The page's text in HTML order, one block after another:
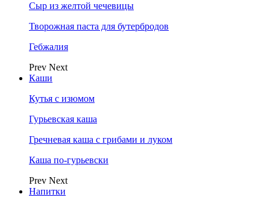
Сыр из желтой чечевицы
Творожная паста для бутербродов
Гебжалия
Prev Next
Каши
Кутья с изюмом
Гурьевская каша
Гречневая каша с грибами и луком
Каша по-гурьевски
Prev Next
Напитки